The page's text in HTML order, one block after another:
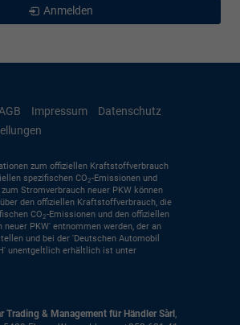
Anmelden
AGB Impressum
Datenschutz
zum offiziellen Kraftstoffverbrauch
spezifischen CO2-Emissionen und
Stromverbrauch neuer PKW können
den offiziellen Kraftstoffverbrauch, die
CO2-Emissionen und den offiziellen
neuer PKW' entnommen werden, der an
und bei der 'Deutschen Automobil
unentgeltlich erhältlich ist unter
Trading & Management für Händler Sàrl ,